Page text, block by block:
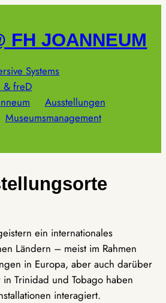
FH JOANNEUM
Systems
& freD
Ausstellungen
Museumsmanagement
ein internationales
Ländern – meist im Rahmen
in Europa, aber auch darüber
Trinidad und Tobago haben
interagiert.